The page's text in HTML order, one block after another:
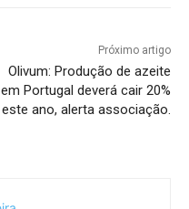
Próximo artigo
Olivum: Produção de azeite
em Portugal deverá cair 20%
este ano, alerta associação.